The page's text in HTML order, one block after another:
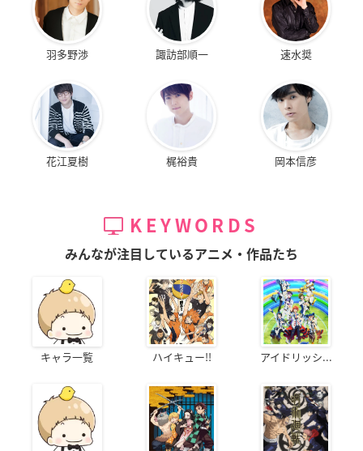
羽多野渉 諏訪部順一 速水奨
花江夏樹 梶裕貴 岡本信彦
KEYWORDS
みんなが注目しているアニメ・作品たち
キャラ一覧 ハイキュー!! アイドリッシ...